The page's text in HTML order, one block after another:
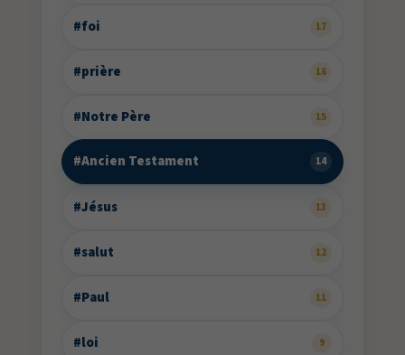
#foi 17
#prière 16
#Notre Père 15
#Ancien Testament 14
#Jésus 13
#salut 12
#Paul 11
#loi 9